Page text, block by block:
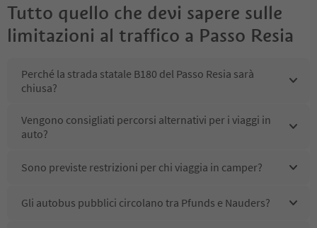
Tutto quello che devi sapere sulle
limitazioni al traffico a Passo Resia
Perché la strada statale B180 del Passo Resia sarà
chiusa?
Vengono consigliati percorsi alternativi per i viaggi in
auto?
Sono previste restrizioni per chi viaggia in camper?
Gli autobus pubblici circolano tra Pfunds e Nauders?